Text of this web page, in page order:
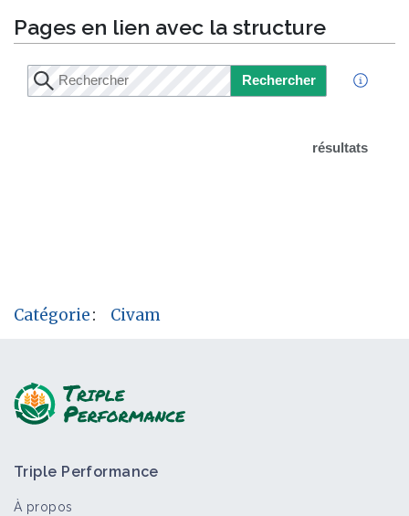
Pages en lien avec la structure
Rechercher
résultats
Catégorie: Civam
Triple Performance
À propos